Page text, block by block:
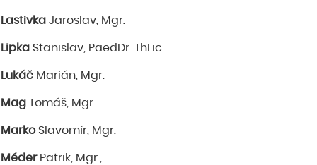
Lastivka Jaroslav, Mgr.
Lipka Stanislav, PaedDr. ThLic
Lukáč Marián, Mgr.
Mag Tomáš, Mgr.
MarkoSlavomír, Mgr.
MéderPatrik, Mgr.,